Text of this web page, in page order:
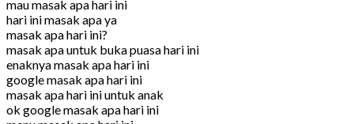
mau masak apa hari ini
hari ini masak apa ya
masak apa hari ini?
masak apa untuk buka puasa hari ini
enaknya masak apa hari ini
google masak apa hari ini
masak apa hari ini untuk anak
ok google masak apa hari ini